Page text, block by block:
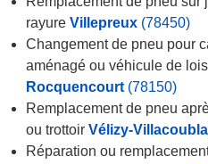
rayure Villepreux (78450)
Changement de pneu pour
aménagé ou véhicule de
Rocquencourt (78150)
Remplacement de pneu
ou trottoir Vélizy-
Réparation ou